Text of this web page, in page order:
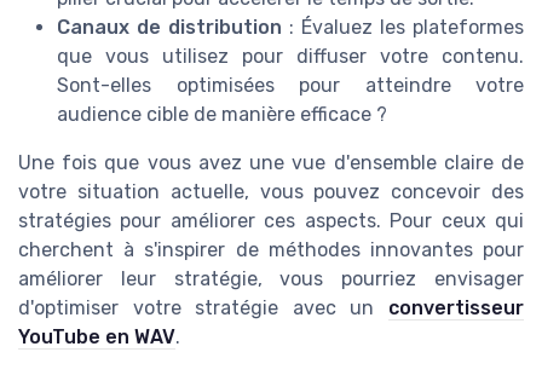
Canaux de distribution : Évaluez les plateformes
que vous utilisez pour diffuser votre contenu.
Sont-elles optimisées pour atteindre votre
audience cible de manière efficace ?
Une fois que vous avez une vue d'ensemble claire de
votre situation actuelle, vous pouvez concevoir des
stratégies pour améliorer ces aspects. Pour ceux qui
cherchent à s'inspirer de méthodes innovantes pour
améliorer leur stratégie, vous pourriez envisager
d'optimiser votre stratégie avec un convertisseur
YouTube en WAV.